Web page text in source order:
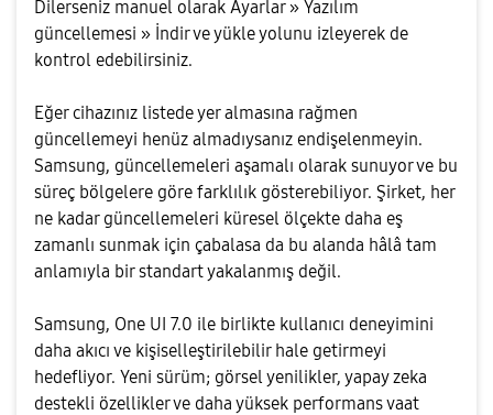
Dilerseniz manuel olarak Ayarlar » Yazılım
güncellemesi » İndir ve yükle yolunu izleyerek de
kontrol edebilirsiniz.
Eğer cihazınız listede yer almasına rağmen
güncellemeyi henüz almadıysanız endişelenmeyin.
Samsung, güncellemeleri aşamalı olarak sunuyor ve bu
süreç bölgelere göre farklılık gösterebiliyor. Şirket, her
ne kadar güncellemeleri küresel ölçekte daha eş
zamanlı sunmak için çabalasa da bu alanda hâlâ tam
anlamıyla bir standart yakalanmış değil.
Samsung, One UI 7.0 ile birlikte kullanıcı deneyimini
daha akıcı ve kişiselleştirilebilir hale getirmeyi
hedefliyor. Yeni sürüm; görsel yenilikler, yapay zeka
destekli özellikler ve daha yüksek performans vaat